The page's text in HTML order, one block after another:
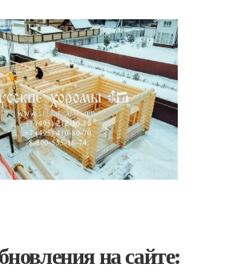
на сайте: